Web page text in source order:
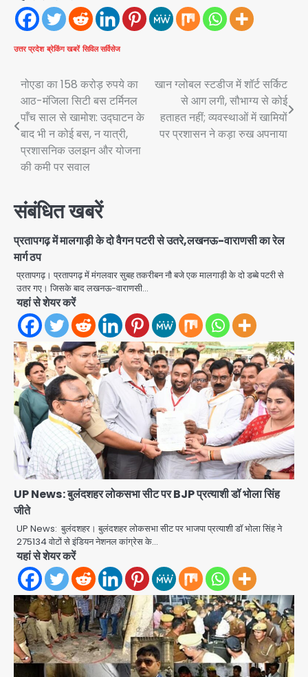
उत्तर प्रदेश ब्रेकिंग खबरें सिविल सर्विसेज
Post
navigation
नोएडा का 158 करोड़ रुपये का
आठ-मंजिला सिटी बस टर्मिनल
पाँच साल से खामोश: उद्घाटन के
बाद भी न कोई बस, न यात्री,
प्रशासनिक उलझन और योजना
की कमी पर सवाल
खान ग्लोबल स्टडीज में शॉर्ट सर्किट
से आग लगी, सौभाग्य से कोई
हताहत नहीं; व्यवस्थाओं में खामियों
पर प्रशासन ने कड़ा रुख अपनाया
संबंधित खबरें
प्रतापगढ़ में मालगाड़ी के दो वैगन पटरी से उतरे,लखनऊ-वाराणसी का रेल
मार्ग ठप
प्रतापगढ़। प्रतापगढ़ में मंगलवार सुबह तकरीबन नौ बजे एक मालगाड़ी के दो डब्बे पटरी से
उतर गए। जिसके बाद लखनऊ-वाराणसी…
यहां से शेयर करें
UP News: बुलंदशहर लोकसभा सीट पर BJP प्रत्याशी डॉ भोला सिंह
जीते
UP News: बुलंदशहर। बुलंदशहर लोकसभा सीट पर भाजपा प्रत्याशी डॉ भोला सिंह ने
275134 वोटों से इंडियन नेशनल कांग्रेस के…
यहां से शेयर करें
2
Zepto Dhoom: ग्रेटर नोएडा के धूम
को लेकर 100 से ज्यादा कर्मचारियों का विरोध
प्रदर्शन
Avinash Kumar
3
Parshvanath Building
Shooting: सिक्योरिटी गार्ड की गोली से 17
वर्षीय किशोर की मौत
Avinash Kumar